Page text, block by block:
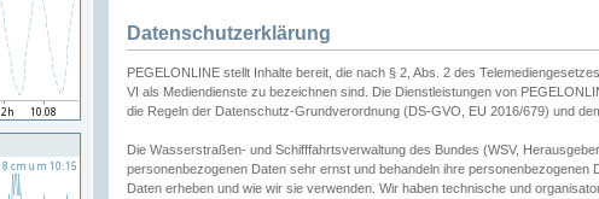
Datenschutzerklärung
PEGELONLINE stellt Inhalte bereit, die nach § 2, Abs. 2 des
VI als Mediendienste zu bezeichnen sind. Die Dienstleistungen von
die Regeln der Datenschutz-Grundverordnung (DS-GVO, EU 2016/679) und
Die Wasserstraßen- und Schifffahrtsverwaltung des Bundes (WSV,
personenbezogenen Daten sehr ernst und behandeln ihre
Daten erheben und wie wir sie verwenden. Wir haben technische und